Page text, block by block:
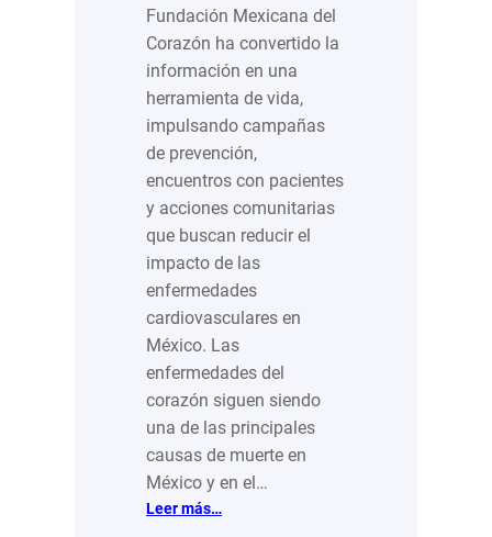
Fundación Mexicana del
Corazón ha convertido la
información en una
herramienta de vida,
impulsando campañas
de prevención,
encuentros con pacientes
y acciones comunitarias
que buscan reducir el
impacto de las
enfermedades
cardiovasculares en
México. Las
enfermedades del
corazón siguen siendo
una de las principales
causas de muerte en
México y en el…
Leer más…